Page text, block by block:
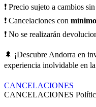
❗ Precio sujeto a cambios
❗ Cancelaciones con
❗ No se realizarán
🌲 ¡Descubre Andorra en
experiencia inolvidable en
CANCELACIONES
CANCELACIONES